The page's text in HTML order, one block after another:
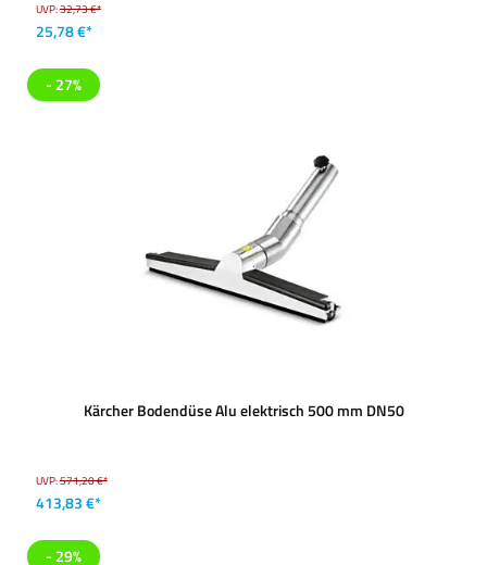
UVP:32,73 €*
25,78 €*
- 27%
Kärcher Bodendüse Alu elektrisch 500 mm DN50
UVP:571,20 €*
413,83 €*
- 29%